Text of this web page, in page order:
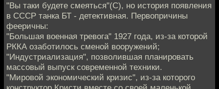
"Вы таки будете смеяться"(С), но история появления
в СССР танка БТ - детективная. Первопричины
фееричны:
"Большая военная тревога" 1927 года, из-за которой
РККА озаботилось сменой вооружений;
"Индустриализация", позволившая планировать
массовый выпуск современной техники.
"Мировой экономический кризис", из-за которого